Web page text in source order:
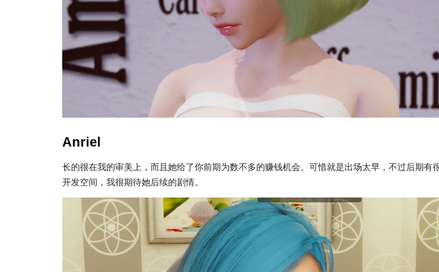
Anriel
长的很在我的审美上，而且她给了你前期为数不多的赚钱机会。可惜就是出场太早，不过后期有
开发空间，我很期待她后续的剧情。